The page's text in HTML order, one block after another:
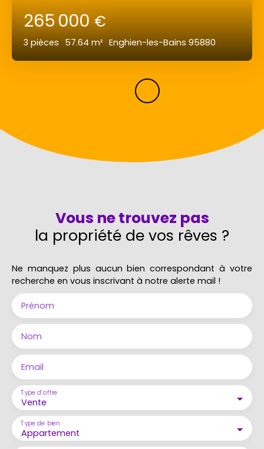
265 000€
3 pièces 57.64 m² Enghien-les-Bains 95880
Vous ne trouvez pas
la propriété de vos rêves ?
Ne manquez plus aucun bien correspondant à votre
recherche en vous inscrivant à notre alerte mail !
Prénom
Nom
Email
Vente
Type d'offre
Appartement
Type de bien